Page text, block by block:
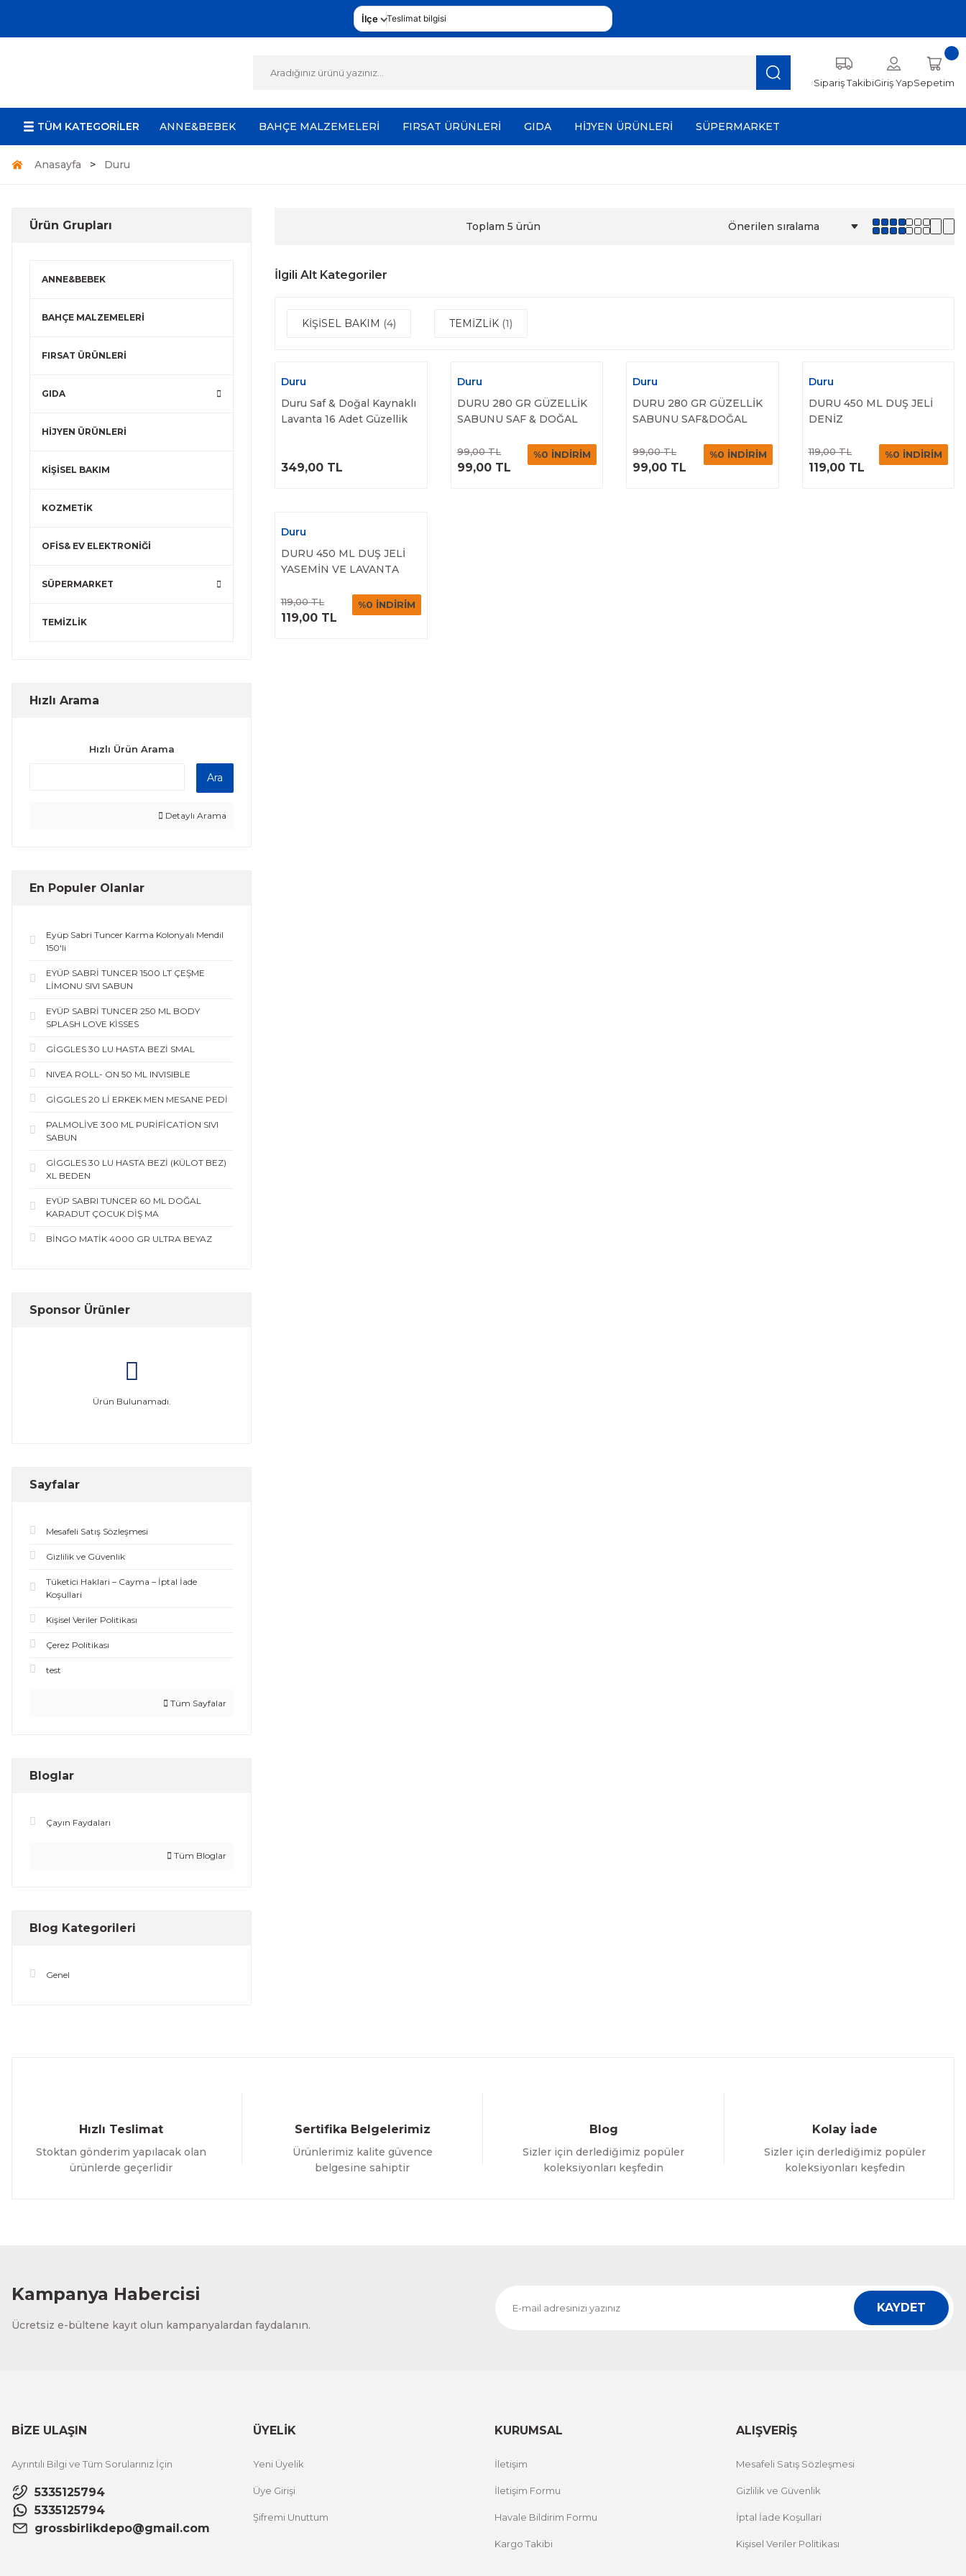
İlçe Teslimat bilgisi
Sipariş TakibiGiriş YapSepetim
TÜM KATEGORİLER ANNE&BEBEK BAHÇE MALZEMELERİ FIRSAT ÜRÜNLERİ GIDA HİJYEN ÜRÜNLERİ SÜPERMARKET
Anasayfa Duru
Ürün Grupları
ANNE&BEBEK
BAHÇE MALZEMELERİ
FIRSAT ÜRÜNLERİ
GIDA
HİJYEN ÜRÜNLERİ
KİŞİSEL BAKIM
KOZMETİK
OFİS& EV ELEKTRONİĞİ
SÜPERMARKET
TEMİZLİK
Hızlı Arama
Hızlı Ürün Arama
Ara
Detaylı Arama
En Populer Olanlar
Eyüp Sabri Tuncer Karma Kolonyalı Mendil
150'li
EYÜP SABRİ TUNCER 1500 LT ÇEŞME
LİMONU SIVI SABUN
EYÜP SABRİ TUNCER 250 ML BODY
SPLASH LOVE KİSSES
GİGGLES 30 LU HASTA BEZİ SMAL
NIVEA ROLL- ON 50 ML INVISIBLE
GİGGLES 20 Lİ ERKEK MEN MESANE PEDİ
PALMOLİVE 300 ML PURİFİCATİON SIVI
SABUN
GİGGLES 30 LU HASTA BEZİ (KÜLOT BEZ)
XL BEDEN
EYÜP SABRI TUNCER 60 ML DOĞAL
KARADUT ÇOCUK DİŞ MA
BİNGO MATİK 4000 GR ULTRA BEYAZ
Sponsor Ürünler
Ürün Bulunamadı.
Sayfalar
Mesafeli Satış Sözleşmesi
Gizlilik ve Güvenlik
Tüketici Haklari – Cayma – İptal İade
Koşullari
Kişisel Veriler Politikası
Çerez Politikası
test
Tüm Sayfalar
Bloglar
Çayın Faydaları
Tüm Bloglar
Blog Kategorileri
Genel
Toplam 5 ürün
İlgili Alt Kategoriler
KİŞİSEL BAKIM (4) TEMİZLİK (1)
Duru
Duru Saf & Doğal Kaynaklı
Lavanta 16 Adet Güzellik
349,00 TLİNCELE
Duru
DURU 280 GR GÜZELLİK
SABUNU SAF & DOĞAL
99,00 TL
99,00 TL
%0 İNDİRİM
ÜRÜNÜ
İNCELE
Duru
DURU 280 GR GÜZELLİK
SABUNU SAF&DOĞAL
99,00 TL
99,00 TL
%0 İNDİRİM
ÜRÜNÜ
İNCELE
Duru
DURU 450 ML DUŞ JELİ
DENİZ
MOODS
119,00 TL
119,00 TL
%0 İNDİRİM
ÜRÜNÜ
İNCELE
Duru
DURU 450 ML DUŞ JELİ
YASEMİN VE LAVANTA
119,00 TL
119,00 TL
%0 İNDİRİM
ÜRÜNÜ
İNCELE
Hızlı Teslimat
Stoktan gönderim yapılacak olan
ürünlerde geçerlidir
Sertifika Belgelerimiz
Ürünlerimiz kalite güvence
belgesine sahiptir
Blog
Sizler için derlediğimiz popüler
koleksiyonları keşfedin
Kolay İade
Sizler için derlediğimiz popüler
koleksiyonları keşfedin
Kampanya Habercisi
Ücretsiz e-bültene kayıt olun kampanyalardan faydalanın.
KAYDET
BİZE ULAŞIN
Ayrıntılı Bilgi ve Tüm Sorularınız İçin
5335125794
5335125794
grossbirlikdepo@gmail.com
ÜYELİK
Yeni Üyelik
Üye Girişi
Şifremi Unuttum
KURUMSAL
İletişim
İletişim Formu
Havale Bildirim Formu
Kargo Takibi
ALIŞVERİŞ
Mesafeli Satış Sözleşmesi
Gizlilik ve Güvenlik
İptal İade Koşullari
Kişisel Veriler Politikası